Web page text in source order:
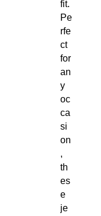
fit.
Pe
rfe
ct
for
an
y
oc
ca
si
on
,
th
es
e
je